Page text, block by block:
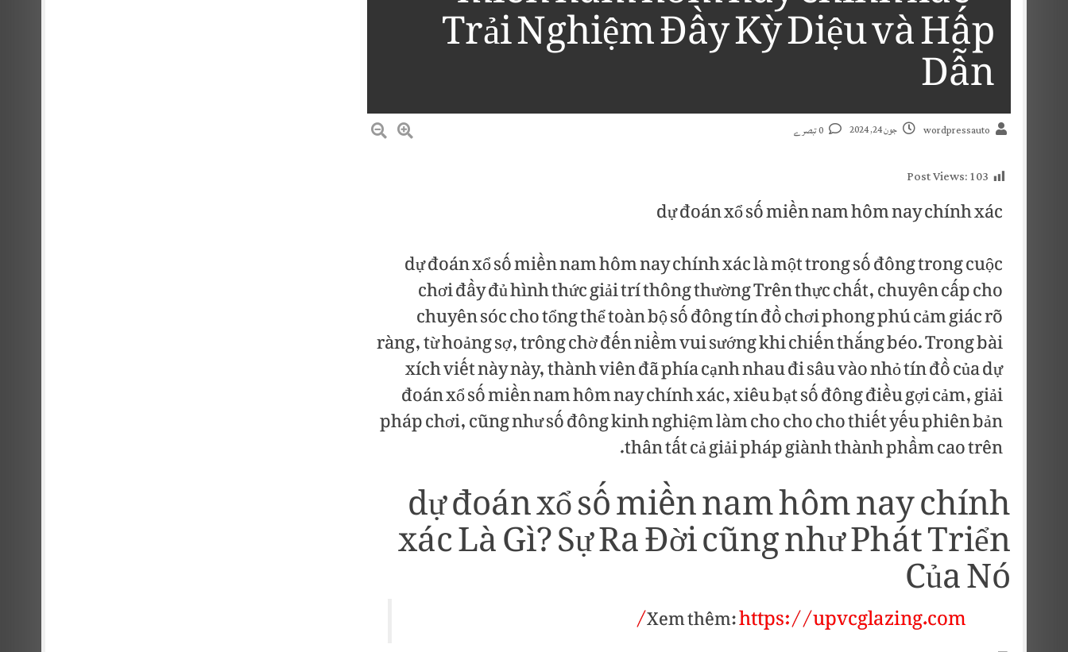
Trải Nghiệm Đầy Kỳ Diệu và Hấp
Dẫn
wordpressauto جون 24, 2024
Post Views:103
dự đoán xổ số miền nam hôm nay chính xác
dự đoán xổ số miền nam hôm nay chính xác là một trong số đông trong cuộc
chơi đầy đủ hình thức giải trí thông thường Trên thực chất, chuyên cấp cho
chuyên sóc cho tổng thể toàn bộ số đông tín đồ chơi phong phú cảm giác rõ
ràng, từ hoảng sợ, trông chờ đến niềm vui sướng khi chiến thắng béo. Trong bài
xích viết này này, thành viên đã phía cạnh nhau đi sâu vào nhỏ tín đồ của dự
đoán xổ số miền nam hôm nay chính xác, xiêu bạt số đông điều gợi cảm, giải
pháp chơi, cũng như số đông kinh nghiệm làm cho cho cho thiết yếu phiên bản
thân tất cả giải pháp giành thành phầm cao trên.
dự đoán xổ số miền nam hôm nay chính
xác Là Gì? Sự Ra Đời cũng như Phát Triển
Của Nó
Xem thêm:https://upvcglazing.com/